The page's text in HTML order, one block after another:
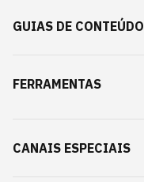
GUIAS DE CONTEÚDO
FERRAMENTAS
CANAIS ESPECIAIS